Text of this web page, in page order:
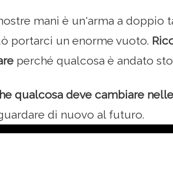
mani è un'arma a doppio
portarci un enorme vuoto.
perché qualcosa è andato
qualcosa deve cambiare
di nuovo al futuro.